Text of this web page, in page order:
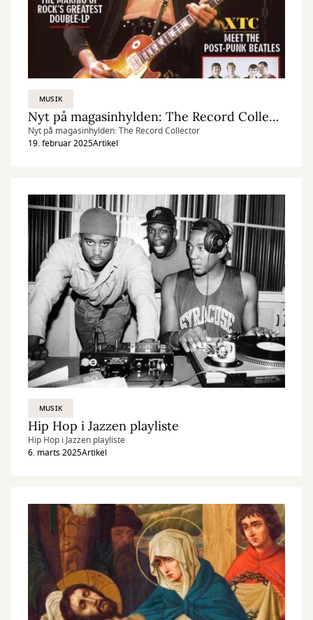
MUSIK
Nyt på magasinhylden: The Record Collector
Nyt på magasinhylden: The Record Collector
19. februar 2025Artikel
MUSIK
Hip Hop i Jazzen playliste
Hip Hop i Jazzen playliste
6. marts 2025Artikel